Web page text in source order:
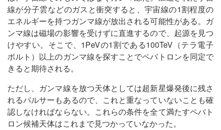
線が分子雲などのガスと衝突すると、宇宙線の1割程度の
エネルギーを持つガンマ線が放出される可能性がある。ガ
ンマ線は磁場の影響を受けずに直進するので、起源を見つ
けやすい。そこで、1PeVの1割である100TeV（テラ電子
ボルト）以上のガンマ線を探すことでペバトロンを同定で
きると期待される。
ただし、ガンマ線を放つ天体としては超新星爆発後に残さ
れるパルサーもあるので、これと重なっていないことも確
認しなければならない。これらの条件を全て満たすペバト
ロン候補天体はこれまで見つかっていなかった。